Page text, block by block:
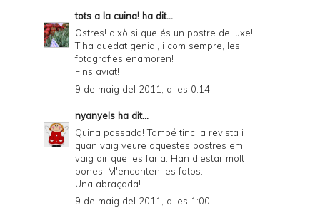
tots a la cuina! ha dit...
Ostres! això si que és un postre de luxe!
T'ha quedat genial, i com sempre, les
fotografies enamoren!
Fins aviat!
9 de maig del 2011, a les 0:14
nyanyels ha dit...
Quina passada! També tinc la revista i
quan vaig veure aquestes postres em
vaig dir que les faria. Han d'estar molt
bones. M'encanten les fotos.
Una abraçada!
9 de maig del 2011, a les 1:00